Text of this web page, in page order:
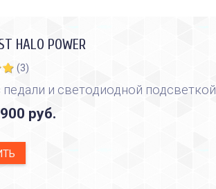
HALO POWER
(3)
и светодиодной подсветкой
руб.